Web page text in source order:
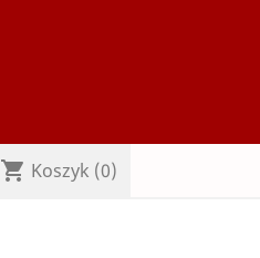
shopping_cart Koszyk (0)